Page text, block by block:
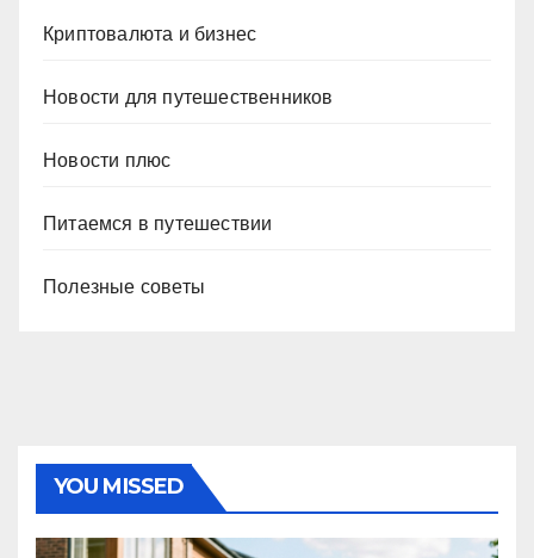
Криптовалюта и бизнес
Новости для путешественников
Новости плюс
Питаемся в путешествии
Полезные советы
YOU MISSED